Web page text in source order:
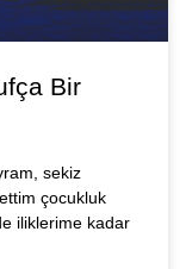
Bir
sekiz
çocukluk
iliklerime kadar